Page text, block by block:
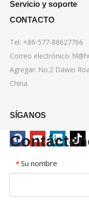
Servicio y soporte
CONTACTO
Tel: +86-577-88627766
Correo electrónico:
Agregar: No.2 Dawei
China.
SÍGANOS
* Su nombre